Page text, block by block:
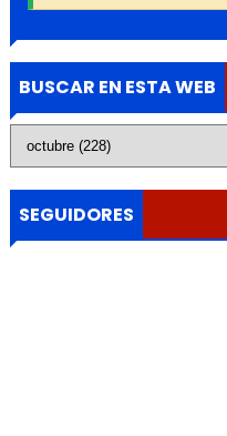
BUSCAR EN ESTA WEB
SEGUIDORES